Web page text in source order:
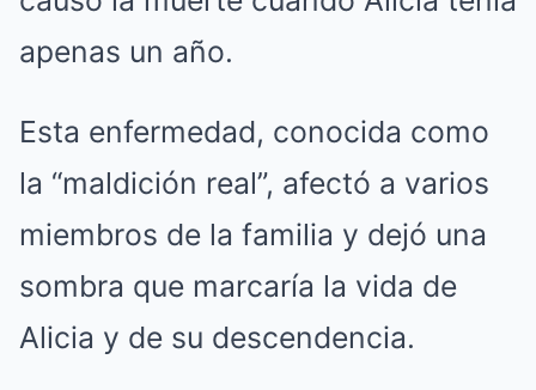
apenas un año.
Esta enfermedad, conocida como
la “maldición real”, afectó a varios
miembros de la familia y dejó una
sombra que marcaría la vida de
Alicia y de su descendencia.